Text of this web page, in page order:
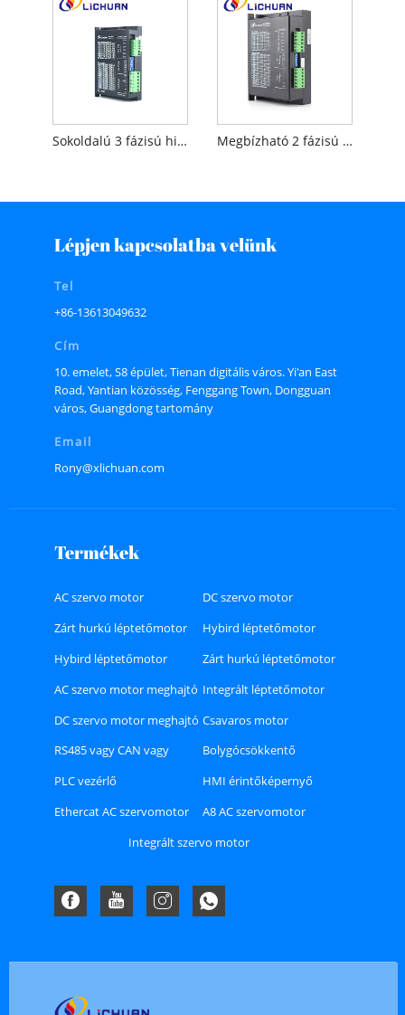
Sokoldalú 3 fázisú hibrid léptető meghajtó Megbízható 2 fázisú motor meghajtó léptetőmotorokhoz
Lépjen kapcsolatba velünk
Tel
+86-13613049632
Cím
10. emelet, S8 épület, Tienan digitális város. Yi'an East
Road, Yantian közösség, Fenggang Town, Dongguan
város, Guangdong tartomány
Email
Rony@xlichuan.com
Termékek
AC szervo motor
DC szervo motor
Zárt hurkú léptetőmotor
Hybird léptetőmotor
Hybird léptetőmotor
meghajtó
Zárt hurkú léptetőmotor
meghajtó
AC szervo motor meghajtó Integrált léptetőmotor
DC szervo motor meghajtó Csavaros motor
RS485 vagy CAN vagy
Ethercat busz típusú
Stepper Driver
Bolygócsökkentő
PLC vezérlő
HMI érintőképernyő
Ethercat AC szervomotor
meghajtó készlet
A8 AC szervomotor
meghajtó készlet
Integrált szervo motor